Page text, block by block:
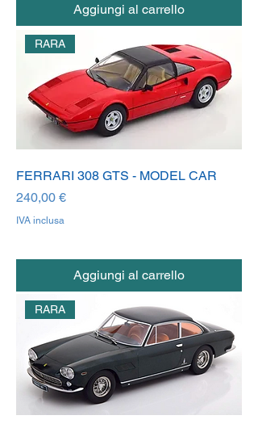
Aggiungi al carrello
RARA
FERRARI 308 GTS - MODEL CAR
Prezzo
240,00 €
IVA inclusa
Aggiungi al carrello
RARA